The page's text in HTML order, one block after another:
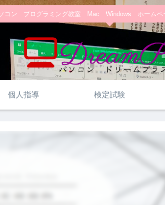
ン プログラミング教室 Mac Windows ホームペー
個人指導 検定試験